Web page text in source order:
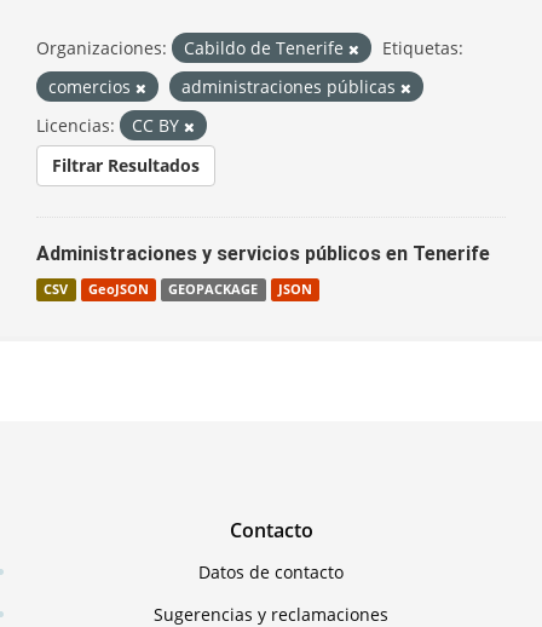
Organizaciones: Cabildo de Tenerife
Etiquetas:
comercios
administraciones públicas
Licencias:
CC BY
Filtrar Resultados
Administraciones y servicios públicos en Tenerife
CSV GeoJSON GEOPACKAGE JSON
Contacto
Datos de contacto
Sugerencias y reclamaciones